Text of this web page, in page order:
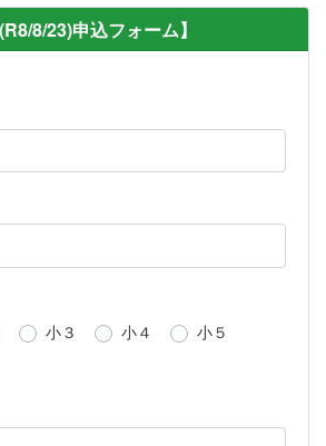
8/23)申込フォーム】
【(R8/8/23)申込フォーム
小３ 小４
小５